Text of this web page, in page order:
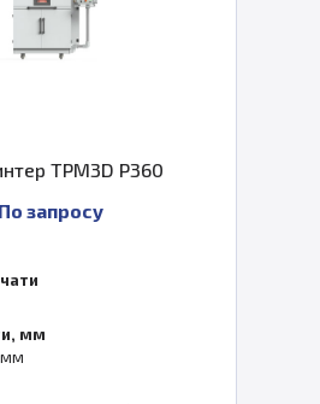
TPM3D P360
По запросу
мм
мм